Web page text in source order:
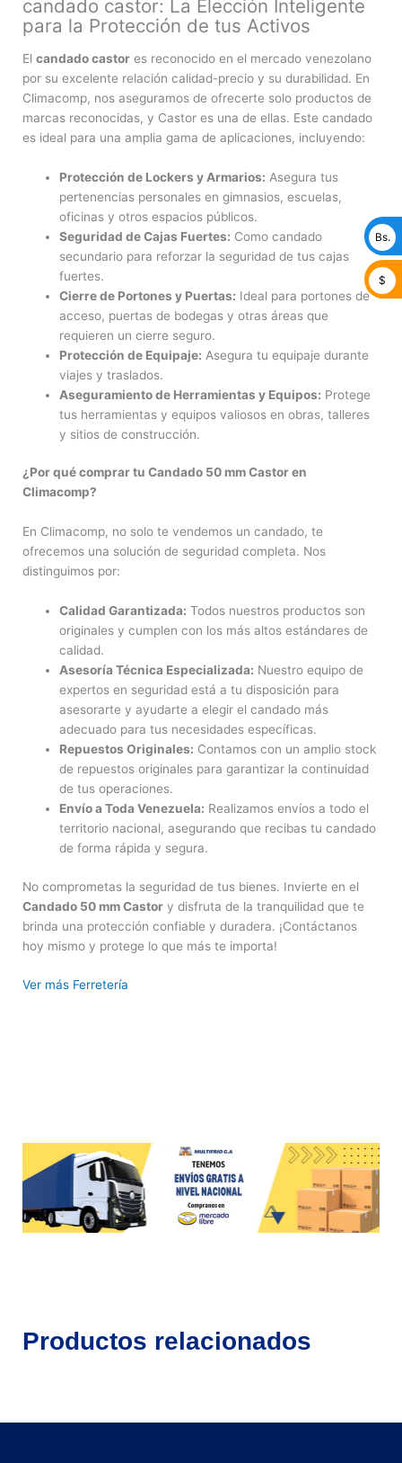
candado castor: La Elección Inteligente
para la Protección de tus Activos
El candado castor es reconocido en el mercado venezolano
por su excelente relación calidad-precio y su durabilidad. En
Climacomp, nos aseguramos de ofrecerte solo productos de
marcas reconocidas, y Castor es una de ellas. Este candado
es ideal para una amplia gama de aplicaciones, incluyendo:
Protección de Lockers y Armarios: Asegura tus
pertenencias personales en gimnasios, escuelas,
oficinas y otros espacios públicos.
Seguridad de Cajas Fuertes: Como candado
secundario para reforzar la seguridad de tus cajas
fuertes.
Cierre de Portones y Puertas: Ideal para portones de
acceso, puertas de bodegas y otras áreas que
requieren un cierre seguro.
Protección de Equipaje: Asegura tu equipaje durante
viajes y traslados.
Aseguramiento de Herramientas y Equipos: Protege
tus herramientas y equipos valiosos en obras, talleres
y sitios de construcción.
¿Por qué comprar tu Candado 50 mm Castor en
Climacomp?
En Climacomp, no solo te vendemos un candado, te
ofrecemos una solución de seguridad completa. Nos
distinguimos por:
Calidad Garantizada: Todos nuestros productos son
originales y cumplen con los más altos estándares de
calidad.
Asesoría Técnica Especializada: Nuestro equipo de
expertos en seguridad está a tu disposición para
asesorarte y ayudarte a elegir el candado más
adecuado para tus necesidades específicas.
Repuestos Originales: Contamos con un amplio stock
de repuestos originales para garantizar la continuidad
de tus operaciones.
Envío a Toda Venezuela: Realizamos envíos a todo el
territorio nacional, asegurando que recibas tu candado
de forma rápida y segura.
No comprometas la seguridad de tus bienes. Invierte en el
Candado 50 mm Castor y disfruta de la tranquilidad que te
brinda una protección confiable y duradera. ¡Contáctanos
hoy mismo y protege lo que más te importa!
Ver más Ferretería
Productos relacionados
Bs.
$